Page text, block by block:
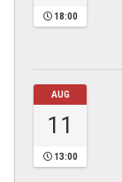
18:00
AUG
11
13:00